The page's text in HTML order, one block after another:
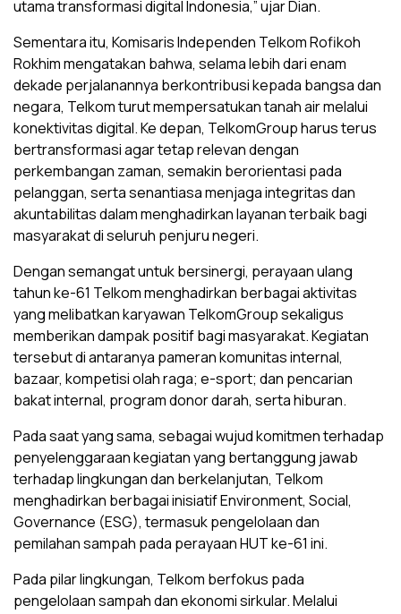
utama transformasi digital Indonesia,” ujar Dian.
Sementara itu, Komisaris Independen Telkom Rofikoh
Rokhim mengatakan bahwa, selama lebih dari enam
dekade perjalanannya berkontribusi kepada bangsa dan
negara, Telkom turut mempersatukan tanah air melalui
konektivitas digital. Ke depan, TelkomGroup harus terus
bertransformasi agar tetap relevan dengan
perkembangan zaman, semakin berorientasi pada
pelanggan, serta senantiasa menjaga integritas dan
akuntabilitas dalam menghadirkan layanan terbaik bagi
masyarakat di seluruh penjuru negeri.
Dengan semangat untuk bersinergi, perayaan ulang
tahun ke-61 Telkom menghadirkan berbagai aktivitas
yang melibatkan karyawan TelkomGroup sekaligus
memberikan dampak positif bagi masyarakat. Kegiatan
tersebut di antaranya pameran komunitas internal,
bazaar, kompetisi olah raga; e-sport; dan pencarian
bakat internal, program donor darah, serta hiburan.
Pada saat yang sama, sebagai wujud komitmen terhadap
penyelenggaraan kegiatan yang bertanggung jawab
terhadap lingkungan dan berkelanjutan, Telkom
menghadirkan berbagai inisiatif Environment, Social,
Governance (ESG), termasuk pengelolaan dan
pemilahan sampah pada perayaan HUT ke-61 ini.
Pada pilar lingkungan, Telkom berfokus pada
pengelolaan sampah dan ekonomi sirkular. Melalui